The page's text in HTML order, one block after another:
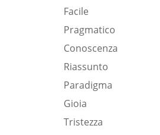
Facile
Pragmatico
Conoscenza
Riassunto
Paradigma
Gioia
Tristezza